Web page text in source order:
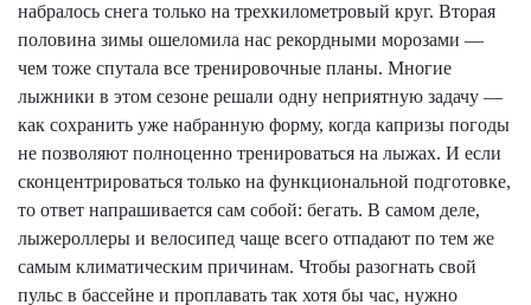
набралось снега только на трехкилометровый круг. Вторая
половина зимы ошеломила нас рекордными морозами —
чем тоже спутала все тренировочные планы. Многие
лыжники в этом сезоне решали одну неприятную задачу —
как сохранить уже набранную форму, когда капризы погоды
не позволяют полноценно тренироваться на лыжах. И если
сконцентрироваться только на функциональной подготовке,
то ответ напрашивается сам собой: бегать. В самом деле,
лыжероллеры и велосипед чаще всего отпадают по тем же
самым климатическим причинам. Чтобы разогнать свой
пульс в бассейне и проплавать так хотя бы час, нужно